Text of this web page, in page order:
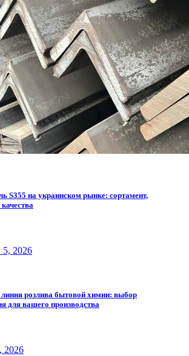
S355 на украинском рынке: сортамент,
5, 2026
розлива бытовой химии: выбор
для вашего производства
2026